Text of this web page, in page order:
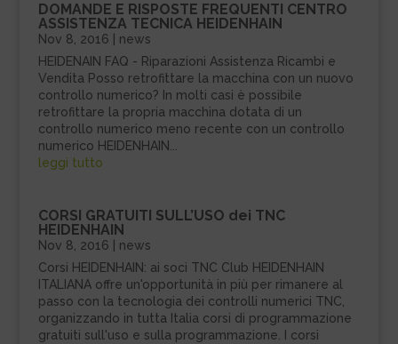
DOMANDE E RISPOSTE FREQUENTI CENTRO
ASSISTENZA TECNICA HEIDENHAIN
Nov 8, 2016
news
HEIDENAIN FAQ - Riparazioni Assistenza Ricambi e
Vendita Posso retrofittare la macchina con un nuovo
controllo numerico? In molti casi è possibile
retrofittare la propria macchina dotata di un
controllo numerico meno recente con un controllo
numerico HEIDENHAIN...
leggi tutto
CORSI GRATUITI SULL’USO dei TNC
HEIDENHAIN
Nov 8, 2016
news
Corsi HEIDENHAIN: ai soci TNC Club HEIDENHAIN
ITALIANA offre un'opportunità in più per rimanere al
passo con la tecnologia dei controlli numerici TNC,
organizzando in tutta Italia corsi di programmazione
gratuiti sull'uso e sulla programmazione. I corsi